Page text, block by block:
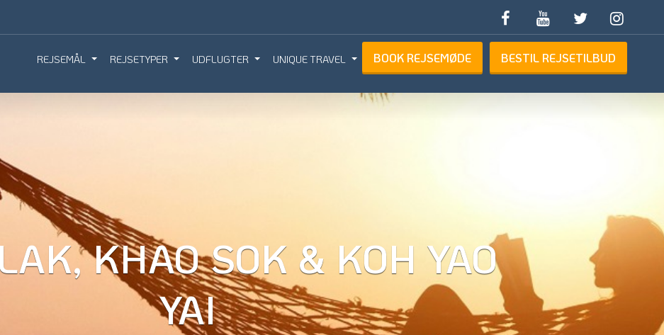
REJSEMÅL REJSETYPER UDFLUGTER UNIQUE TRAVEL BOOK REJSEMØDE BESTIL REJSETILBUD
KHAO SOK & KOH YAO
YAI